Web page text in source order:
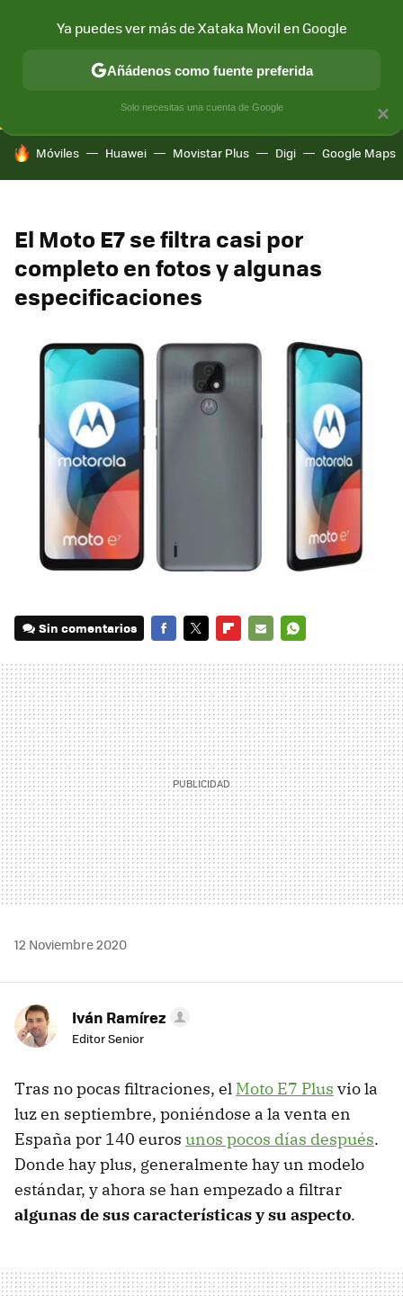
CONECTIVIDAD MÓVIL Y SOCIEDAD APLICACIONES
HOY SE HABLA DE
Móviles Huawei Movistar Plus Digi Google Maps
El Moto E7 se filtra casi por
completo en fotos y algunas
especificaciones
Sin comentarios
MAIL
12 Noviembre 2020
Iván Ramírez
Editor Senior
Tras no pocas filtraciones, el Moto E7 Plus vio la
luz en septiembre, poniéndose a la venta en
España por 140 euros unos pocos días después.
Donde hay plus, generalmente hay un modelo
estándar, y ahora se han empezado a filtrar
algunas de sus características y su aspecto.
×
Ya puedes ver más de Xataka Movil en Google
Añádenos como fuente preferida
Solo necesitas una cuenta de Google